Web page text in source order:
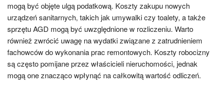
mogą być objęte ulgą podatkową. Koszty zakupu nowych
urządzeń sanitarnych, takich jak umywalki czy toalety, a także
sprzętu AGD mogą być uwzględnione w rozliczeniu. Warto
również zwrócić uwagę na wydatki związane z zatrudnieniem
fachowców do wykonania prac remontowych. Koszty robocizny
są często pomijane przez właścicieli nieruchomości, jednak
mogą one znacząco wpłynąć na całkowitą wartość odliczeń.